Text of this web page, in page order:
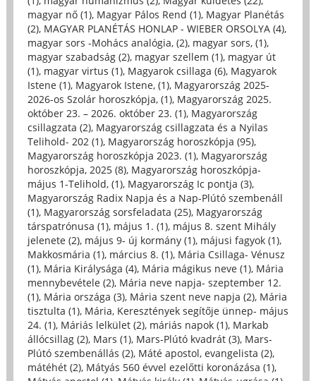
magyar nő (1), Magyar Pálos Rend (1), Magyar Planétás
(2), MAGYAR PLANÉTÁS HONLAP - WIEBER ORSOLYA (4),
magyar sors -Mohács analógia, (2), magyar sors, (1),
magyar szabadság (2), magyar szellem (1), magyar út
(1), magyar virtus (1), Magyarok csillaga (6), Magyarok
Istene (1), Magyarok Istene, (1), Magyarország 2025-
2026-os Szolár horoszkópja, (1), Magyarország 2025.
október 23. – 2026. október 23. (1), Magyarország
csillagzata (2), Magyarország csillagzata és a Nyilas
Telihold- 202 (1), Magyarország horoszkópja (95),
Magyarország horoszkópja 2023. (1), Magyarország
horoszkópja, 2025 (8), Magyarország horoszkópja-
május 1-Telihold, (1), Magyarország Ic pontja (3),
Magyarország Radix Napja és a Nap-Plútó szembenáll
(1), Magyarország sorsfeladata (25), Magyarország
társpatrónusa (1), május 1. (1), május 8. szent Mihály
jelenete (2), május 9- új kormány (1), májusi fagyok (1),
Makkosmária (1), március 8. (1), Mária Csillaga- Vénusz
(1), Mária Királysága (4), Mária mágikus neve (1), Mária
mennybevétele (2), Mária neve napja- szeptember 12.
(1), Mária országa (3), Mária szent neve napja (2), Mária
tisztulta (1), Mária, Keresztények segítője ünnep- május
24. (1), Máriás lelkület (2), máriás napok (1), Markab
állócsillag (2), Mars (1), Mars-Plútó kvadrát (3), Mars-
Plútó szembenállás (2), Máté apostol, evangelista (2),
mátéhét (2), Mátyás 560 évvel ezelőtti koronázása (1),